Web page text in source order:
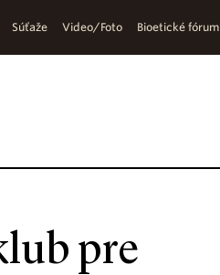
Súťaže Video/Foto Bioetické fórum
pre